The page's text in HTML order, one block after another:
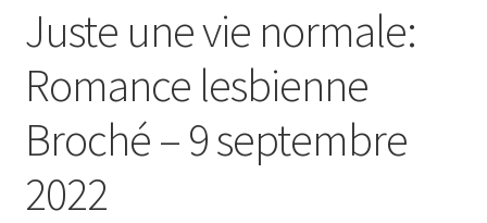
Juste une vie normale:
Romance lesbienne
Broché – 9 septembre
2022